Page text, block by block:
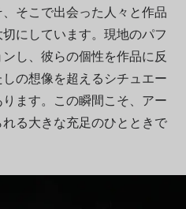
そこで出会った人々と作品
にしています。現地のパフ
し、彼らの個性を作品に反
の想像を超えるシチュエー
ます。この瞬間こそ、アー
る大きな充足のひとときで